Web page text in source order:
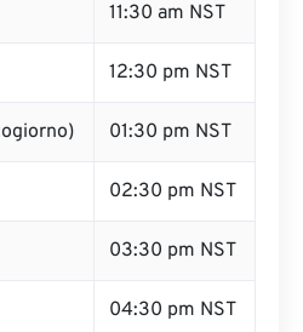
11:30 am NST
12:30 pm NST
01:30 pm NST
02:30 pm NST
03:30 pm NST
04:30 pm NST